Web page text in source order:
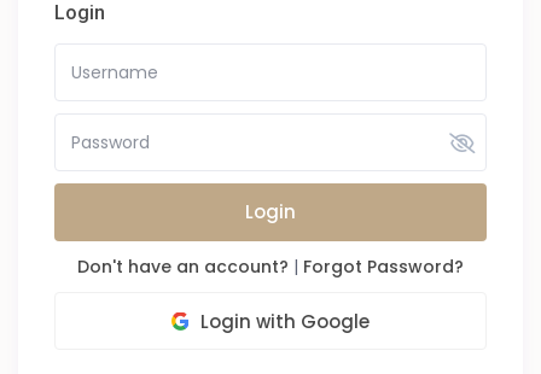
Login
Login
Don't have an account? | Forgot Password?
Login with Google